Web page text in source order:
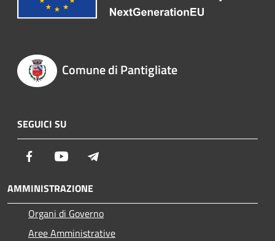
Comune di Pantigliate
SEGUICI SU
Facebook Youtube
AMMINISTRAZIONE
Organi di Governo
Aree Amministrative